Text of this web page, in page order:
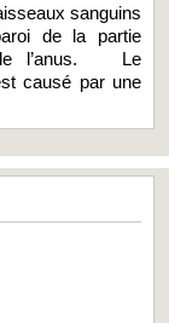
sanguins
de la partie
l’anus. Le
causé par une